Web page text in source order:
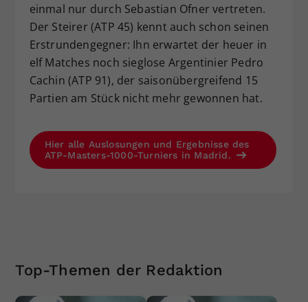
einmal nur durch Sebastian Ofner vertreten.
Der Steirer (ATP 45) kennt auch schon seinen
Erstrundengegner: Ihn erwartet der heuer in
elf Matches noch sieglose Argentinier Pedro
Cachin (ATP 91), der saisonübergreifend 15
Partien am Stück nicht mehr gewonnen hat.
Hier alle Auslosungen und Ergebnisse des
ATP-Masters-1000-Turniers in Madrid.
Top-Themen der Redaktion